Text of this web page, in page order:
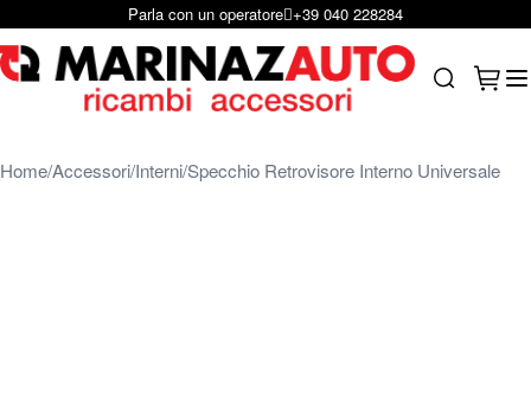
Salta al contenutoScrivici per e-mail infoshop@marinazauto.it
HomeAccessori InterniSpecchio Retrovisore Interno Universale